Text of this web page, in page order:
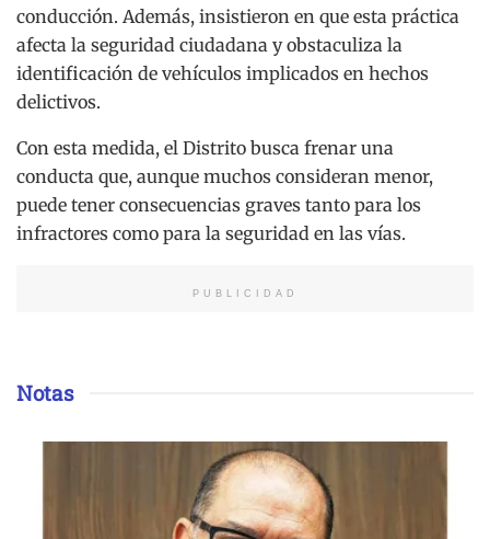
conducción. Además, insistieron en que esta práctica
afecta la seguridad ciudadana y obstaculiza la
identificación de vehículos implicados en hechos
delictivos.
Con esta medida, el Distrito busca frenar una
conducta que, aunque muchos consideran menor,
puede tener consecuencias graves tanto para los
infractores como para la seguridad en las vías.
PUBLICIDAD
Notas